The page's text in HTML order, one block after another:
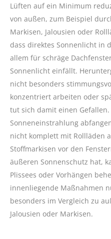
Lüften auf ein Minimum
von außen, zum Beispiel
Markisen, Jalousien oder
dass direktes Sonnenlicht in
allem für schräge
Sonnenlicht einfällt.
nicht besonders
konzentriert arbeiten oder
tut sich damit einen
Sonneneinstrahlung
nicht komplett mit Rollläden
Stoffmarkisen vor den
äußeren Sonnenschutz hat,
Plissees oder Vorhängen
innenliegende Maßnahmen
besonders im Vergleich zu
Jalousien oder Markisen.